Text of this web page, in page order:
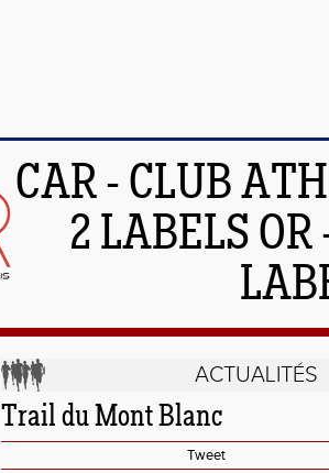
CAR - CLUB
2 LABELS
ACTUALITÉS
Trail du Mont Blanc
Tweet